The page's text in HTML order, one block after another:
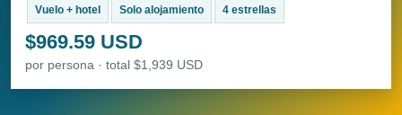
Vuelo + hotel Solo alojamiento 4 estrellas
$969.59 USD
por persona · total $1,939 USD